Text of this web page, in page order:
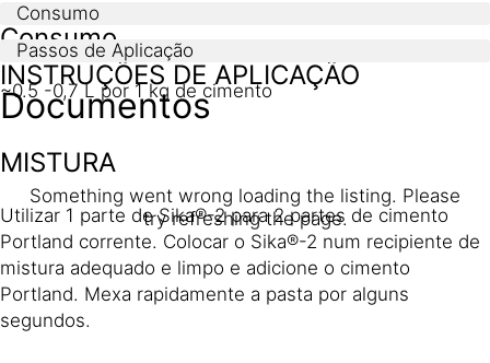
Consumo
Consumo
~0.5 -0,7 L por 1 kg de cimento
Passos de Aplicação
INSTRUÇÕES DE APLICAÇÃO
MISTURA
Utilizar 1 parte de Sika®-2 para 2 partes de cimento
Portland corrente. Colocar o Sika®-2 num recipiente de
mistura adequado e limpo e adicione o cimento
Portland. Mexa rapidamente a pasta por alguns
segundos.
Documentos
Something went wrong loading the listing. Please
try refreshing the page.